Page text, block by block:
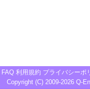
FAQ 利用規約 プライバシーポ
Copyright (C) 2009-2026 Q-